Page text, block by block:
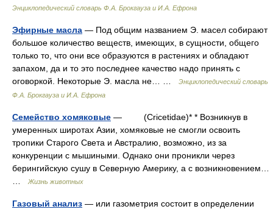
Энциклопедический словарь Ф.А. Брокгауза и И.А. Ефрона
Эфирные масла — Под общим названием Э. масел собирают
большое количество веществ, имеющих, в сущности, общего
только то, что они все образуются в растениях и обладают
запахом, да и то это последнее качество надо принять с
оговоркой. Некоторые Э. масла не… …
Энциклопедический словарь
Ф.А. Брокгауза и И.А. Ефрона
Семейство хомяковые — (Cricetidae)* * Возникнув в
умеренных широтах Азии, хомяковые не смогли освоить
тропики Старого Света и Австралию, возможно, из за
конкуренции с мышиными. Однако они проникли через
берингийскую сушу в Северную Америку, а с возникновением…
Жизнь животных
Газовый анализ — или газометрия состоит в определении